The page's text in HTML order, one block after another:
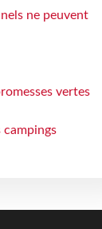
ne peuvent
vertes
campings